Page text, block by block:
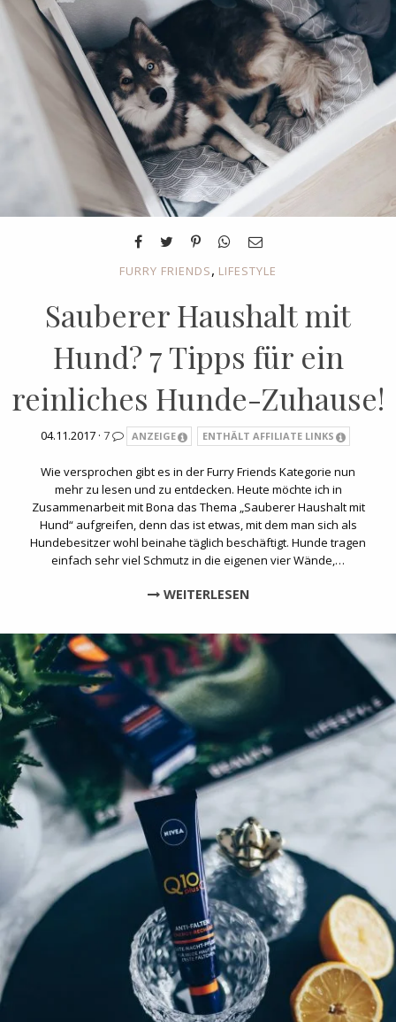
FURRY FRIENDS, LIFESTYLE
Sauberer Haushalt mit
Hund? 7 Tipps für ein
reinliches Hunde-Zuhause!
04.11.2017 ·7 ANZEIGE ENTHÄLT AFFILIATE LINKS
Wie versprochen gibt es in der Furry Friends Kategorie nun
mehr zu lesen und zu entdecken. Heute möchte ich in
Zusammenarbeit mit Bona das Thema „Sauberer Haushalt mit
Hund“ aufgreifen, denn das ist etwas, mit dem man sich als
Hundebesitzer wohl beinahe täglich beschäftigt. Hunde tragen
einfach sehr viel Schmutz in die eigenen vier Wände,…
WEITERLESEN